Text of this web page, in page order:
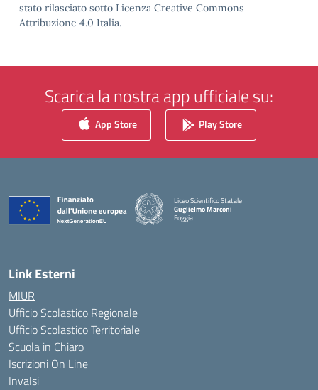
stato rilasciato sotto Licenza Creative Commons
Attribuzione 4.0 Italia.
Scarica la nostra app ufficiale su:
App Store Play Store
Liceo Scientifico Statale
Guglielmo Marconi
Foggia
— Visita la pagina iniziale della scuola
Link Esterni
MIUR
Ufficio Scolastico Regionale
Ufficio Scolastico Territoriale
Scuola in Chiaro
Iscrizioni On Line
Invalsi